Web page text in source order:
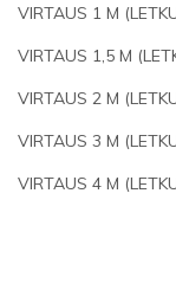
VIRTAUS 1 M
VIRTAUS 1,5 M
VIRTAUS 2 M
VIRTAUS 3 M
VIRTAUS 4 M